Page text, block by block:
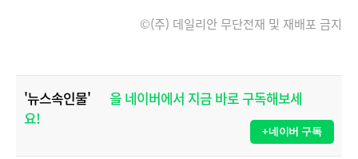
©(주) 데일리안 무단전재 및 재배포 금지
'뉴스속인물'
을 네이버에서 지금 바로 구독해보세
요!
+네이버 구독